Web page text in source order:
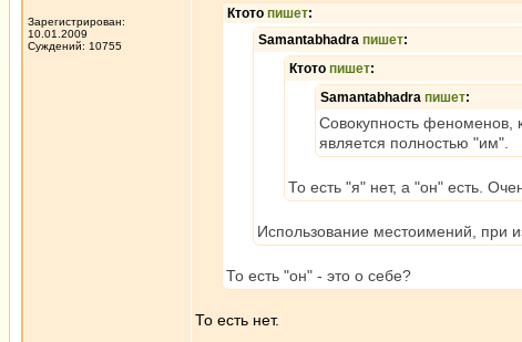
Зарегистрирован:
10.01.2009
Суждений: 10755
Ктото пишет:
Samantabhadra пишет:
Ктото пишет:
Samantabhadra пишет:
Совокупность феноменов,
является полностью "им".
То есть "я" нет, а "он" есть.
Использование местоимений, при
То есть "он" - это о себе?
То есть нет.